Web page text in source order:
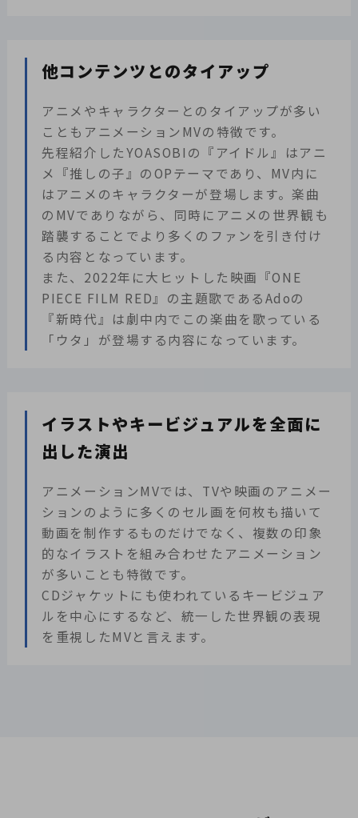
他コンテンツとのタイアップ
アニメやキャラクターとのタイアップが多い
こともアニメーションMVの特徴です。
先程紹介したYOASOBIの『アイドル』はアニ
メ『推しの子』のOPテーマであり、MV内に
はアニメのキャラクターが登場します。楽曲
のMVでありながら、同時にアニメの世界観も
踏襲することでより多くのファンを引き付け
る内容となっています。
また、2022年に大ヒットした映画『ONE
PIECE FILM RED』の主題歌であるAdoの
『新時代』は劇中内でこの楽曲を歌っている
「ウタ」が登場する内容になっています。
イラストやキービジュアルを全面に
出した演出
アニメーションMVでは、TVや映画のアニメー
ションのように多くのセル画を何枚も描いて
動画を制作するものだけでなく、複数の印象
的なイラストを組み合わせたアニメーション
が多いことも特徴です。
CDジャケットにも使われているキービジュア
ルを中心にするなど、統一した世界観の表現
を重視したMVと言えます。